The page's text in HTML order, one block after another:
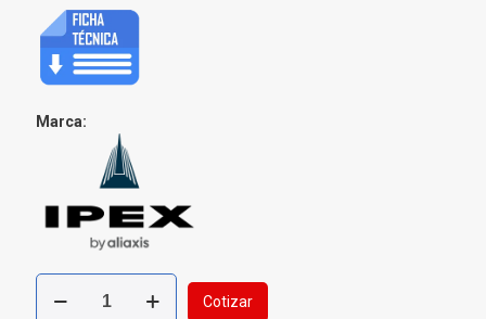
Marca:
Buje
PVC
Cotizar